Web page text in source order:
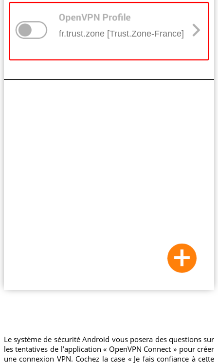
fr.trust.zone [Trust.Zone-France]
Le système de sécurité Android vous posera des questions sur
les tentatives de l’application « OpenVPN Connect » pour créer
une connexion VPN. Cochez la case « Je fais confiance à cette